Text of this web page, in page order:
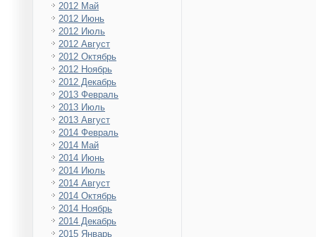
2012 Май
2012 Июнь
2012 Июль
2012 Август
2012 Октябрь
2012 Ноябрь
2012 Декабрь
2013 Февраль
2013 Июль
2013 Август
2014 Февраль
2014 Май
2014 Июнь
2014 Июль
2014 Август
2014 Октябрь
2014 Ноябрь
2014 Декабрь
2015 Январь